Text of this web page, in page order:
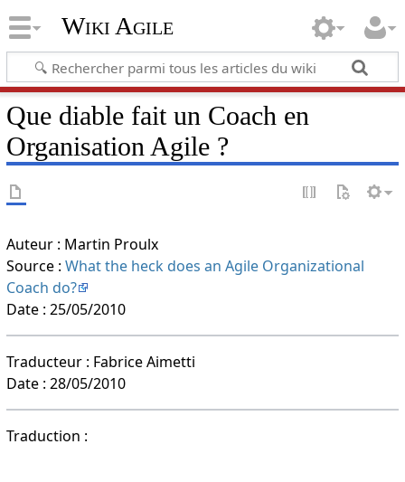
Wiki Agile
Que diable fait un Coach en
Organisation Agile ?
Auteur : Martin Proulx
Source : What the heck does an Agile Organizational
Coach do?
Date : 25/05/2010
Traducteur : Fabrice Aimetti
Date : 28/05/2010
Traduction :